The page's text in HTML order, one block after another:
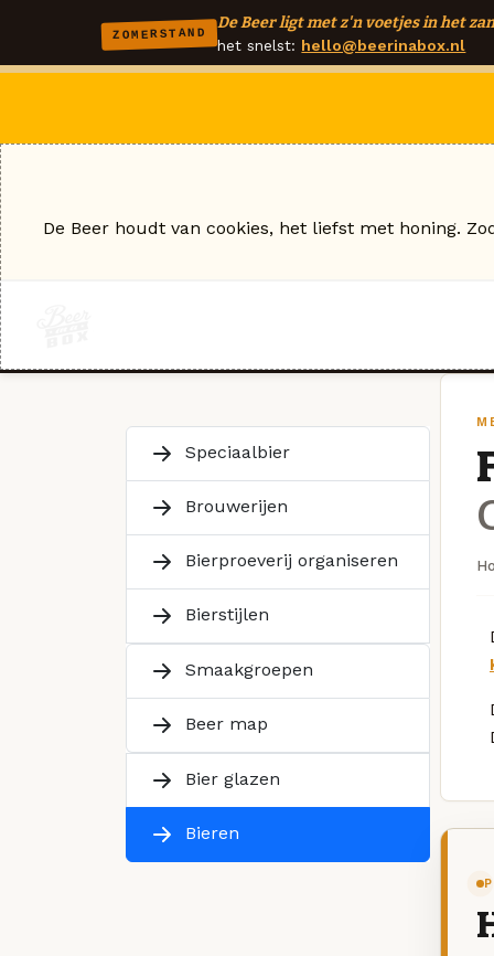
ZOMERSTAND
De Beer ligt met z'n voetjes in het
het snelst: hello@beerinabox.nl
Speciaalbier
Brouwerijen
Bierproeverij organiseren
Bierstijlen
Smaakgroepen
Beer map
Bier glazen
Bieren
De Beer houdt van cookies, het liefst met honing.